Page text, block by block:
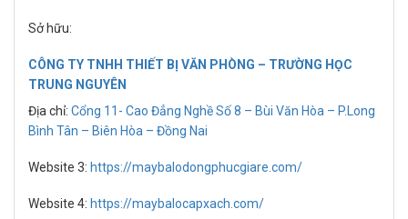
Sở hữu:
CÔNG TY TNHH THIẾT BỊ VĂN PHÒNG – TRƯỜNG HỌC
TRUNG NGUYÊN
Địa chỉ: Cổng 11- Cao Đẳng Nghề Số 8 – Bùi Văn Hòa – P.Long
Bình Tân – Biên Hòa – Đồng Nai
Website 3: https://maybalodongphucgiare.com/
Website 4: https://maybalocapxach.com/